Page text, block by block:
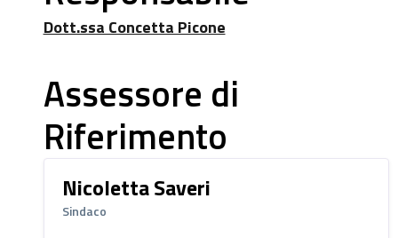
Dott.ssa Concetta Picone
Assessore di
Riferimento
Nicoletta Saveri
Sindaco